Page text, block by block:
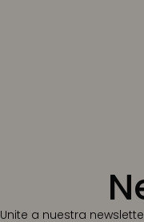
a nuestra